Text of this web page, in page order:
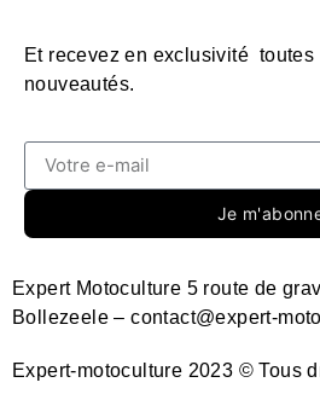
Et recevez en exclusivité toutes
nouveautés.
Je
Expert-motoculture 2023 © Tous
Expert Motoculture 5 route de
Bollezeele – contact@expert-